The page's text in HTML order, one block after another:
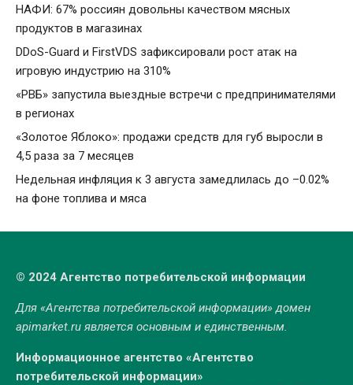
НАФИ: 67% россиян довольны качеством мясных
продуктов в магазинах
DDoS-Guard и FirstVDS зафиксировали рост атак на
игровую индустрию на 310%
«РВБ» запустила выездные встречи с предпринимателями
в регионах
«Золотое Яблоко»: продажи средств для губ выросли в
4,5 раза за 7 месяцев
Недельная инфляция к 3 августа замедлилась до –0.02%
на фоне топлива и мяса
© 2024 Агентство потребительской информации
Для «Агентства потребительской информации» домен
apimarket.ruявляется основным и единственным.
Информационное агентство «Агентство
потребительской информации»